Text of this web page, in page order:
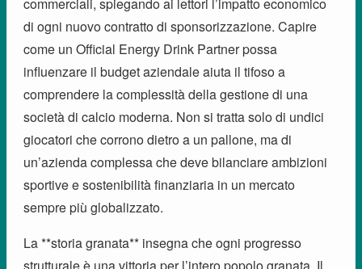
commerciali, spiegando ai lettori l’impatto economico
di ogni nuovo contratto di sponsorizzazione. Capire
come un Official Energy Drink Partner possa
influenzare il budget aziendale aiuta il tifoso a
comprendere la complessità della gestione di una
società di calcio moderna. Non si tratta solo di undici
giocatori che corrono dietro a un pallone, ma di
un’azienda complessa che deve bilanciare ambizioni
sportive e sostenibilità finanziaria in un mercato
sempre più globalizzato.
La **storia granata** insegna che ogni progresso